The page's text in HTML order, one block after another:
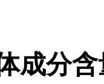
成分